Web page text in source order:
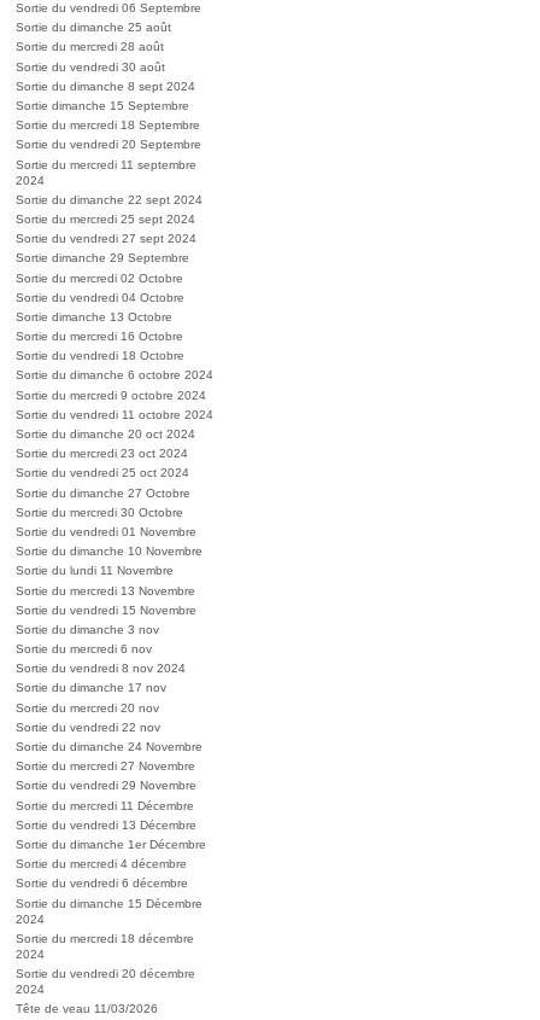
Sortie du vendredi 06 Septembre
Sortie du dimanche 25 août
Sortie du mercredi 28 août
Sortie du vendredi 30 août
Sortie du dimanche 8 sept 2024
Sortie dimanche 15 Septembre
Sortie du mercredi 18 Septembre
Sortie du vendredi 20 Septembre
Sortie du mercredi 11 septembre
2024
Sortie du dimanche 22 sept 2024
Sortie du mercredi 25 sept 2024
Sortie du vendredi 27 sept 2024
Sortie dimanche 29 Septembre
Sortie du mercredi 02 Octobre
Sortie du vendredi 04 Octobre
Sortie dimanche 13 Octobre
Sortie du mercredi 16 Octobre
Sortie du vendredi 18 Octobre
Sortie du dimanche 6 octobre 2024
Sortie du mercredi 9 octobre 2024
Sortie du vendredi 11 octobre 2024
Sortie du dimanche 20 oct 2024
Sortie du mercredi 23 oct 2024
Sortie du vendredi 25 oct 2024
Sortie du dimanche 27 Octobre
Sortie du mercredi 30 Octobre
Sortie du vendredi 01 Novembre
Sortie du dimanche 10 Novembre
Sortie du lundi 11 Novembre
Sortie du mercredi 13 Novembre
Sortie du vendredi 15 Novembre
Sortie du dimanche 3 nov
Sortie du mercredi 6 nov
Sortie du vendredi 8 nov 2024
Sortie du dimanche 17 nov
Sortie du mercredi 20 nov
Sortie du vendredi 22 nov
Sortie du dimanche 24 Novembre
Sortie du mercredi 27 Novembre
Sortie du vendredi 29 Novembre
Sortie du mercredi 11 Décembre
Sortie du vendredi 13 Décembre
Sortie du dimanche 1er Décembre
Sortie du mercredi 4 décembre
Sortie du vendredi 6 décembre
Sortie du dimanche 15 Décembre
2024
Sortie du mercredi 18 décembre
2024
Sortie du vendredi 20 décembre
2024
Tête de veau 11/03/2026